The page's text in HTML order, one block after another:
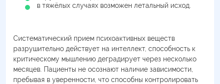
в тяжёлых случаях возможен летальный исход.
Систематический прием психоактивных веществ
разрушительно действует на интеллект, способность к
критическому мышлению деградирует через несколько
месяцев. Пациенты не осознают наличие зависимости,
пребывая в уверенности, что способны контролировать